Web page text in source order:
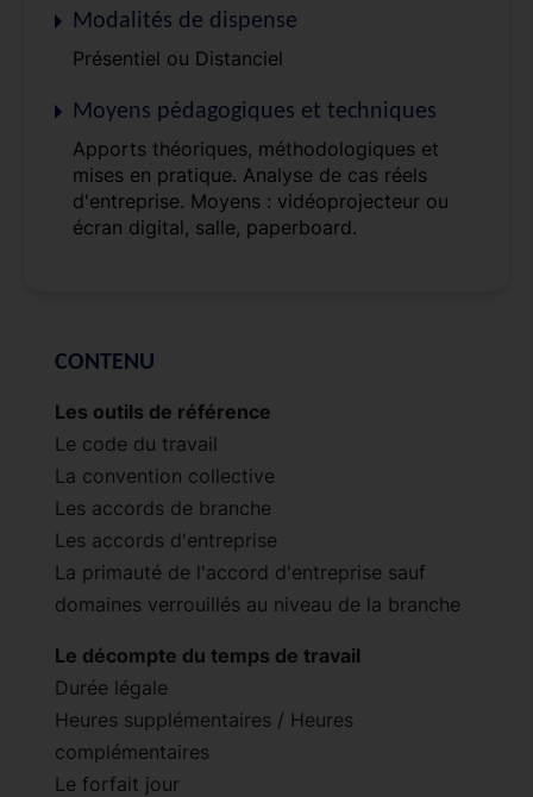
Modalités de dispense
Présentiel ou Distanciel
Moyens pédagogiques et techniques
Apports théoriques, méthodologiques et
mises en pratique. Analyse de cas réels
d'entreprise. Moyens : vidéoprojecteur ou
écran digital, salle, paperboard.
CONTENU
Les outils de référence
Le code du travail
La convention collective
Les accords de branche
Les accords d'entreprise
La primauté de l'accord d'entreprise sauf
domaines verrouillés au niveau de la branche
Le décompte du temps de travail
Durée légale
Heures supplémentaires / Heures
complémentaires
Le forfait jour